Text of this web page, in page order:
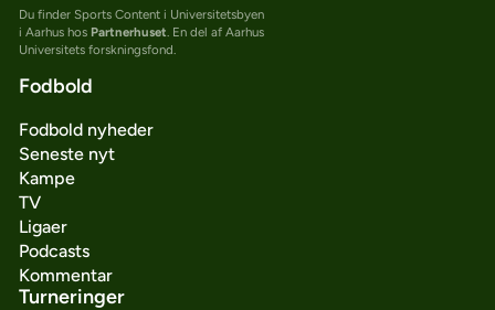
Du finder Sports Content i Universitetsbyen
i Aarhus hos Partnerhuset . En del af Aarhus
Universitets forskningsfond.
Fodbold
Fodbold nyheder
Seneste nyt
Kampe
TV
Ligaer
Podcasts
Kommentar
Turneringer